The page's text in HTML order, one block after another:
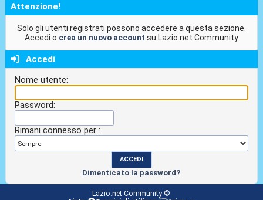
Attenzione!
Solo gli utenti registrati possono accedere a questa sezione.
Accedi o crea un nuovo account su Lazio.net Community
Accedi
Nome utente:
Password:
Rimani connesso per :
Dimenticato la password?
Lazio.net Community ©